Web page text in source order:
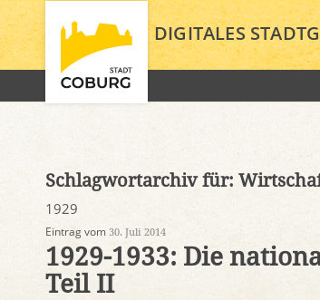
DIGITALES
Schlagwortarchiv für:
1929
Eintrag vom 30. Juli 2014
1929-1933: Die
Teil II